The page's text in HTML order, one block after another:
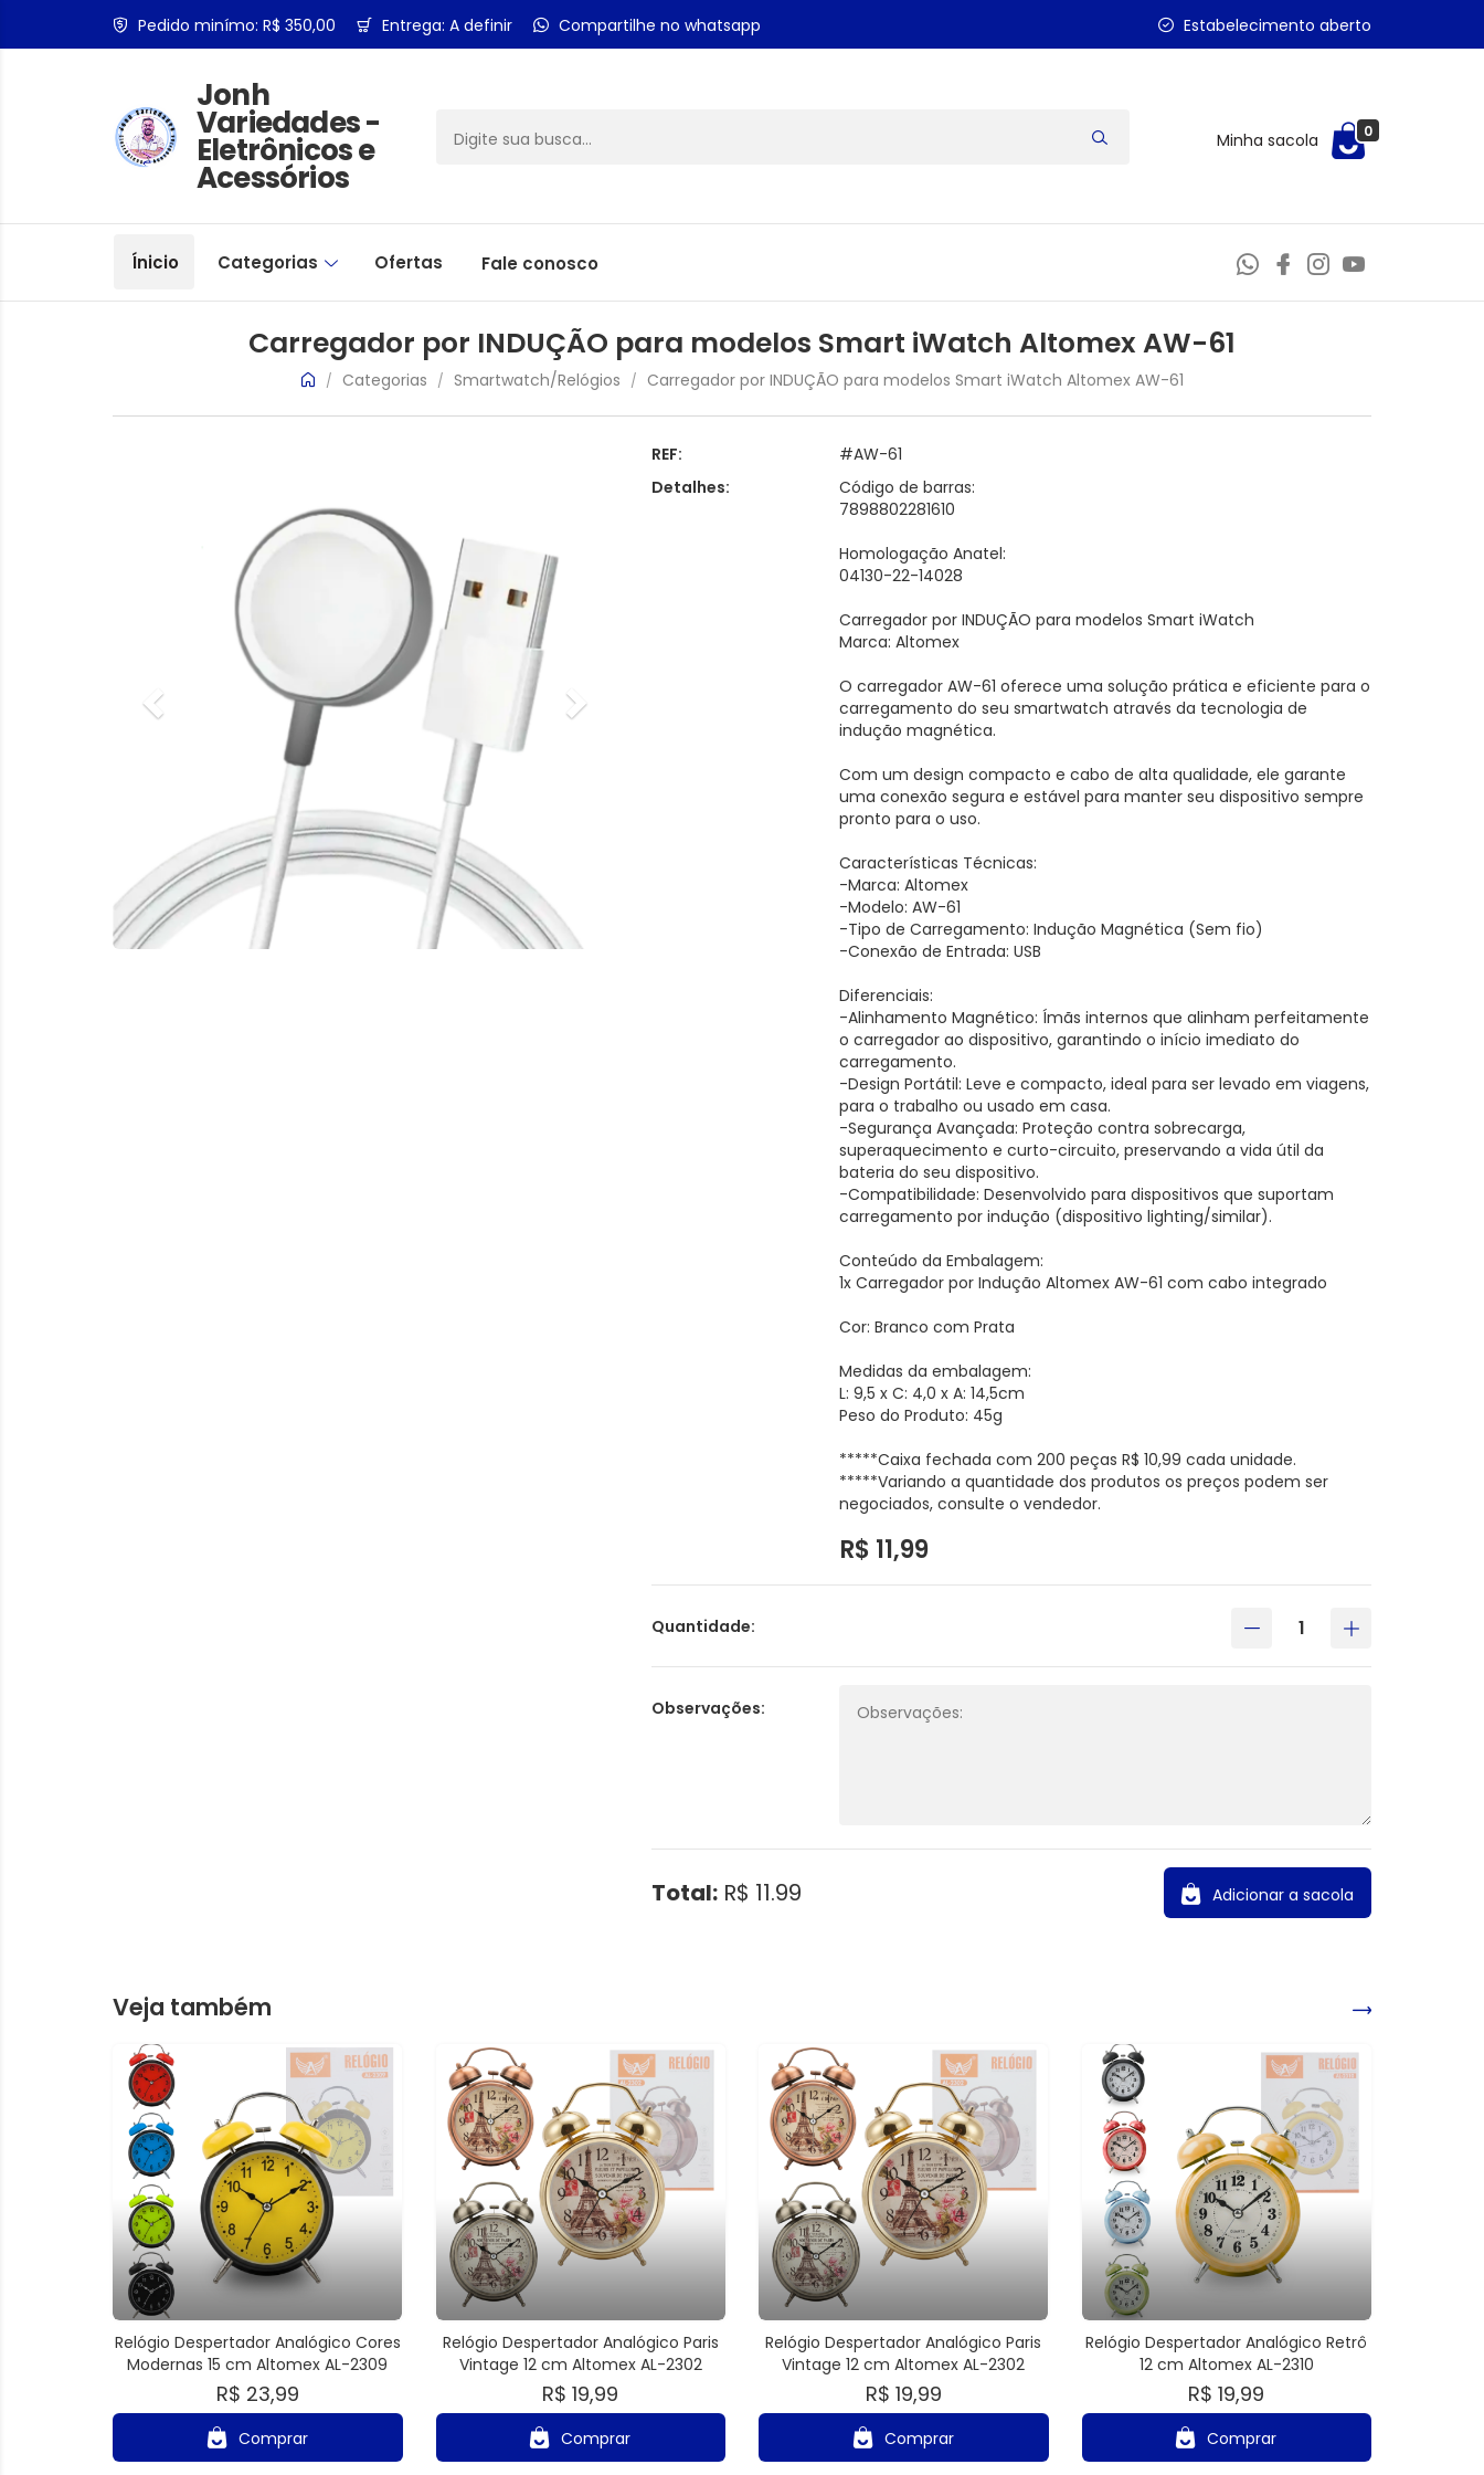
Pedido minímo: R$ 350,00 Entrega: A definir Compartilhe no whatsapp Estabelecimento aberto
Jonh
Variedades -
Eletrônicos e
Acessórios
Minha sacola 0
Ínicio Categorias Ofertas Fale conosco
Carregador por INDUÇÃO para modelos Smart iWatch Altomex AW-61
/ Categorias / Smartwatch/Relógios / Carregador por INDUÇÃO para modelos Smart iWatch Altomex AW-61
REF:
#AW-61
Detalhes:
Código de barras:
7898802281610
Homologação Anatel:
04130-22-14028
Carregador por INDUÇÃO para modelos Smart iWatch
Marca: Altomex
O carregador AW-61 oferece uma solução prática e eficiente para o
carregamento do seu smartwatch através da tecnologia de
indução magnética.
Com um design compacto e cabo de alta qualidade, ele garante
uma conexão segura e estável para manter seu dispositivo sempre
pronto para o uso.
Características Técnicas:
-Marca: Altomex
-Modelo: AW-61
-Tipo de Carregamento: Indução Magnética (Sem fio)
-Conexão de Entrada: USB
Diferenciais:
-Alinhamento Magnético: Ímãs internos que alinham perfeitamente
o carregador ao dispositivo, garantindo o início imediato do
carregamento.
-Design Portátil: Leve e compacto, ideal para ser levado em viagens,
para o trabalho ou usado em casa.
-Segurança Avançada: Proteção contra sobrecarga,
superaquecimento e curto-circuito, preservando a vida útil da
bateria do seu dispositivo.
-Compatibilidade: Desenvolvido para dispositivos que suportam
carregamento por indução (dispositivo lighting/similar).
Conteúdo da Embalagem:
1x Carregador por Indução Altomex AW-61 com cabo integrado
Cor: Branco com Prata
Medidas da embalagem:
L: 9,5 x C: 4,0 x A: 14,5cm
Peso do Produto: 45g
*****Caixa fechada com 200 peças R$ 10,99 cada unidade.
*****Variando a quantidade dos produtos os preços podem ser
negociados, consulte o vendedor.
R$ 11,99
Quantidade:
Observações:
Total:R$ 11.99 Adicionar a sacola
Veja também
Relógio Despertador Analógico Cores
Modernas 15 cm Altomex AL-2309
R$ 23,99
Comprar
Relógio Despertador Analógico Paris
Vintage 12 cm Altomex AL-2302
R$ 19,99
Comprar
Relógio Despertador Analógico Paris
Vintage 12 cm Altomex AL-2302
R$ 19,99
Comprar
Relógio Despertador Analógico Retrô
12 cm Altomex AL-2310
R$ 19,99
Comprar